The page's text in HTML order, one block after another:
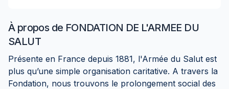
À propos de FONDATION DE L'ARMEE DU
SALUT
Présente en France depuis 1881, l'Armée du Salut est
plus qu’une simple organisation caritative. A travers la
Fondation, nous trouvons le prolongement social des